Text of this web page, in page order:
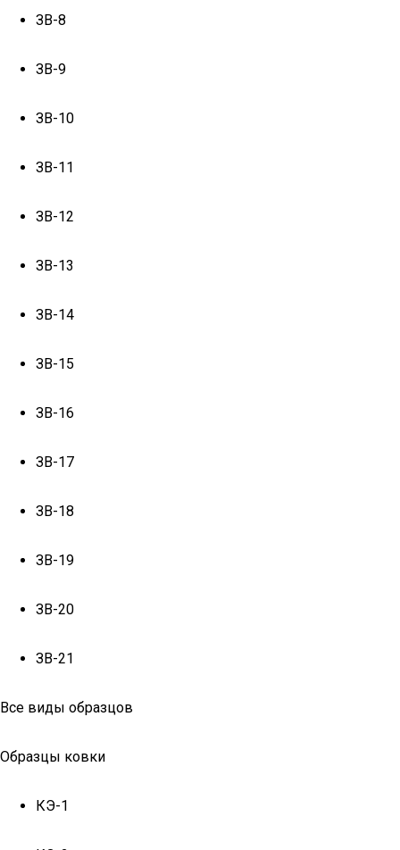
ЗВ-8
ЗВ-9
ЗВ-10
ЗВ-11
ЗВ-12
ЗВ-13
ЗВ-14
ЗВ-15
ЗВ-16
ЗВ-17
ЗВ-18
ЗВ-19
ЗВ-20
ЗВ-21
Все виды образцов
Образцы ковки
КЭ-1